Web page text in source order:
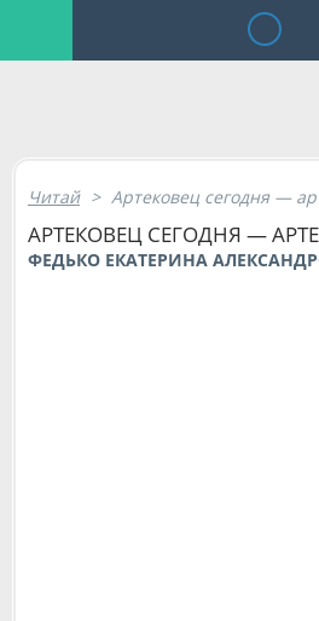
Читай > Артековец сегодня —
АРТЕКОВЕЦ СЕГОДНЯ —
ФЕДЬКО ЕКАТЕРИНА